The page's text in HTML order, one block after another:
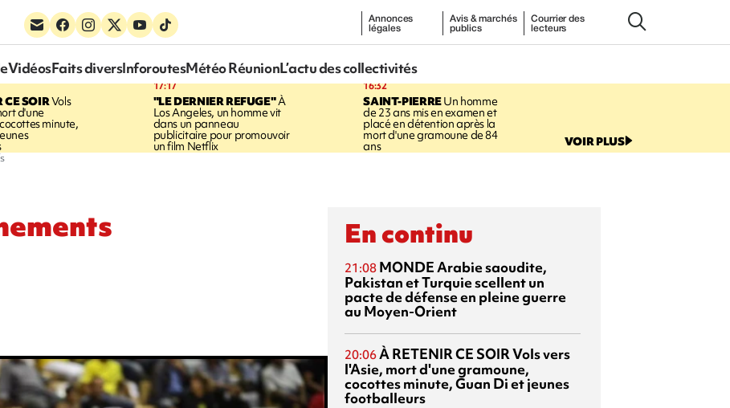
Annonces
légales
Avis & marchés
publics
Courrier des
lecteurs
VidéosFaits diversInforoutesMétéo RéunionL’actu des collectivités
CE SOIRVols
d'une
minute,
17:17
"LE DERNIER REFUGE"À
Los Angeles, un homme vit
dans un panneau
publicitaire pour promouvoir
un film Netflix
16:32
SAINT-PIERREUn homme
de 23 ans mis en examen et
placé en détention après la
mort d'une gramoune de 84
ans VOIR PLUS
En continu
21:08 MONDEArabie saoudite,
Pakistan et Turquie scellent un
pacte de défense en pleine guerre
au Moyen-Orient
20:06À RETENIR CE SOIRVols vers
l'Asie, mort d'une gramoune,
cocottes minute, Guan Di et jeunes
footballeurs